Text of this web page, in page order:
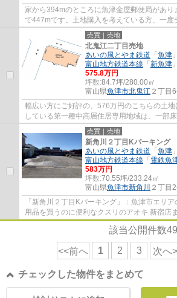
家から394mのところに魚津金屋郵便局があり
で447mです。土地購入を考えている方、一度
こちらの売地です。多くのお客様にご満足い
売買｜売地
北鬼江二丁目売地
あいの風とやま鉄道 「 魚津
富山地方鉄道本線 「 新魚津
575.8万円
坪数:84.7坪/280.00㎡
富山県魚津市北鬼江 ２丁目
幅広い方にご好評の、576万円のこちらの土
している第一種中高層住居専用地域は、一部
小規模な店舗や飲食店などの建設が可能です...
売買｜売地
新角川２丁目Kパーキング
あいの風とやま鉄道 「 魚津
富山地方鉄道本線 「 電鉄魚
583万円
坪数:70.55坪/233.24㎡
富山県魚津市新角川 ２丁目
「新角川２丁目Kパーキング」：魚津市エリ
用品を買うのに便利なクスリのアオキ 新宿店
583万円と好条件です。ぜひご検討してみては
該当公開件数49
<<前へ 1 2 3 次へ
チェックした物件をまとめて